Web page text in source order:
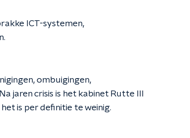
ICT-systemen,
ombuigingen,
jaren crisis is het kabinet Rutte III
is per definitie te weinig.